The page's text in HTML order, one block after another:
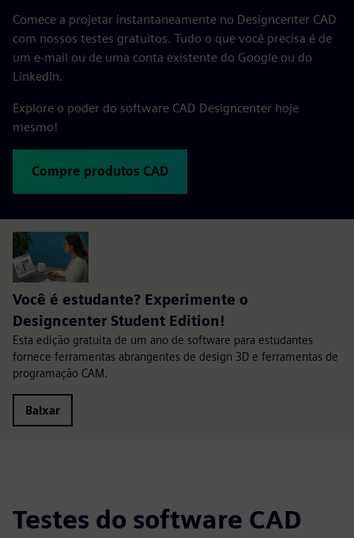
Comece a projetar instantaneamente no Designcenter CAD
com nossos testes gratuitos. Tudo o que você precisa é de
um e-mail ou de uma conta existente do Google ou do
LinkedIn.
Explore o poder do software CAD Designcenter hoje
mesmo!
Compre produtos CAD
Você é estudante? Experimente o
Designcenter Student Edition!
Esta edição gratuita de um ano de software para estudantes
fornece ferramentas abrangentes de design 3D e ferramentas de
programação CAM.
Baixar
Testes do software CAD